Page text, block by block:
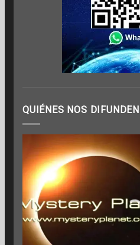
QUIÉNES NOS DIFUNDEN